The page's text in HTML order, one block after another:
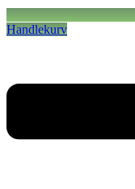
Handlekurv